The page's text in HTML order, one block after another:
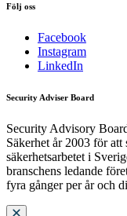
Följ oss
Facebook
Instagram
LinkedIn
Security Adviser Board
Security Advisory
Säkerhet år 2003 för
säkerhetsarbetet i
branschens ledande
fyra gånger per år och